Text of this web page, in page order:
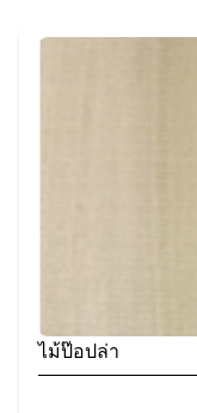
ไม้ป๊อปล่า